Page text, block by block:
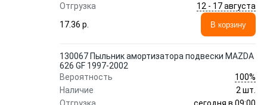
Отгрузка
12 - 17 августа
17.36 p.
В корзину
130067 Пыльник амортизатора подвески MAZDA
626 GF 1997-2002
Вероятность
100%
Наличие
2 шт.
сегодня в 09:00